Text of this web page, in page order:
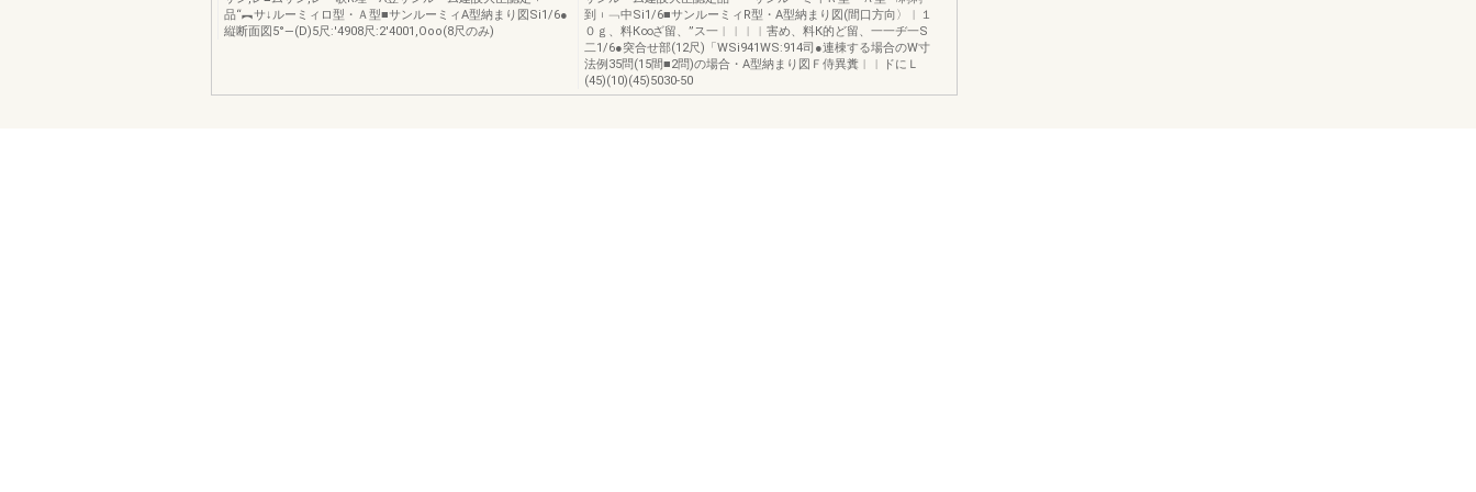
品“︻サ↓ルーミィロ型・Ａ型■サンルーミィA型納まり図Si1/6●
縦断面図5°―(D)5尺:′4908尺:2′4001,Ooo(8尺のみ)
到︲﹁中Si1/6■サンルーミィR型・A型納まり図(間口方向〉︱１
０ｇ、料К∞ざ留、”ス一︱︱︱︱害め、料К的ど留、一一ヂ一S
二1/6●突合せ部(12尺)「WSi941WS:914司●連棟する場合のW寸
法例35問(15間■2問)の場合・A型納まり図Ｆ侍異糞︱︱ドにＬ
(45)(10)(45)5030-50